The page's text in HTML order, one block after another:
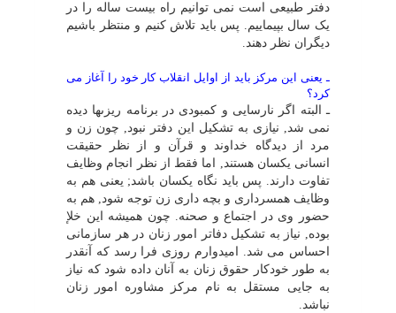
دفتر طبیعى است نمى توانیم راه بیست ساله را در
یک سال بپیماییم. پس باید تلاش کنیم و منتظر باشیم
دیگران نظر دهند.
ـ یعنى این مرکز باید از اوایل انقلاب کار خود را آغاز مى
کرد؟
ـ البته اگر نارسایى و کمبودى در برنامه ریزىها دیده
نمى شد, نیازى به تشکیل این دفتر نبود, چون زن و
مرد از دیدگاه خداوند و قرآن و از نظر حقیقت
انسانى یکسان هستند, اما فقط از نظر انجام وظایف
تفاوت دارند. پس باید نگاه یکسان باشد; یعنى هم به
وظایف همسردارى و بچه دارى زن توجه شود, هم به
حضور وى در اجتماع و صحنه. چون همیشه این خلإ
بوده, نیاز به تشکیل دفاتر امور زنان در هر سازمانى
احساس مى شد. امیدوارم روزى فرا رسد که آنقدر
به طور خودکار حقوق زنان به آنان داده شود که نیاز
به جایى مستقل به نام مرکز مشاوره امور زنان
نباشد.